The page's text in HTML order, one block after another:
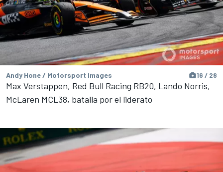
Andy Hone / Motorsport Images 16 / 28
Max Verstappen, Red Bull Racing RB20, Lando Norris,
McLaren MCL38, batalla por el liderato